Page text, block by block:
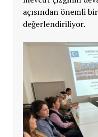
açısından önemli
değerlendiriliyor.